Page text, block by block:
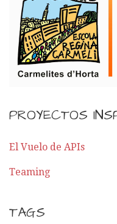
PROYECTOS
El Vuelo de APIs
Teaming
TAGS